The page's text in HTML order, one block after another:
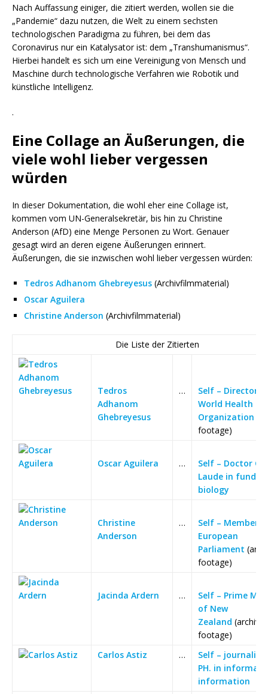
Nach Auffassung einiger, die zitiert werden, wollen sie die
„Pandemie“ dazu nutzen, die Welt zu einem sechsten
technologischen Paradigma zu führen, bei dem das
Coronavirus nur ein Katalysator ist: dem „Transhumanismus“.
Hierbei handelt es sich um eine Vereinigung von Mensch und
Maschine durch technologische Verfahren wie Robotik und
künstliche Intelligenz.
.
Eine Collage an Äußerungen, die
viele wohl lieber vergessen
würden
In dieser Dokumentation, die wohl eher eine Collage ist,
kommen vom UN-Generalsekretär, bis hin zu Christine
Anderson (AfD) eine Menge Personen zu Wort. Genauer
gesagt wird an deren eigene Äußerungen erinnert.
Äußerungen, die sie inzwischen wohl lieber vergessen würden:
Tedros Adhanom Ghebreyesus (Archivfilmmaterial)
Oscar Aguilera
Christine Anderson (Archivfilmmaterial)
Die Liste der Zitierten
Tedros
Adhanom
Ghebreyesus
…
Self – Director-
World Health
Organization
footage)
Oscar Aguilera …
Self – Doctor
Laude in
biology
Christine
Anderson
…
Self – Member
European
Parliament
footage)
Jacinda Ardern …
Self – Prime
of New
Zealand (archive
footage)
Carlos Astiz
…
Self – journalist
PH. in
information